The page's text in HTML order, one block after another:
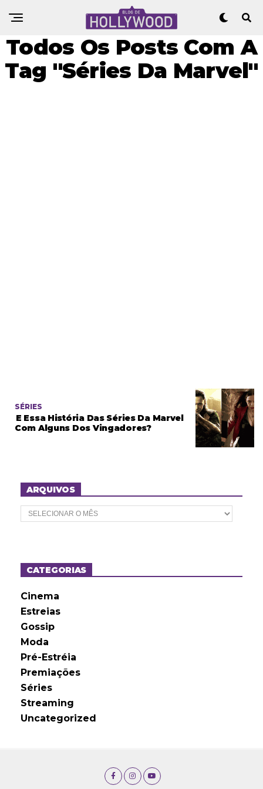
Todos Os Posts Com A
Tag "Séries Da Marvel"
SÉRIES
E Essa História Das Séries Da Marvel
Com Alguns Dos Vingadores?
ARQUIVOS
A
r
o
sCATEGORIAS
Cinema
Estreias
Gossip
Moda
Pré-Estréia
Premiações
Séries
Streaming
Uncategorized